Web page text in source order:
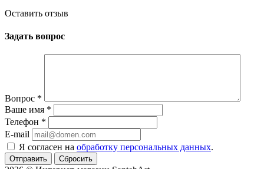
Оставить отзыв
Задать вопрос
Вопрос *
Ваше имя *
Телефон *
E-mail
Я согласен на обработку персональных данных.
Сбросить